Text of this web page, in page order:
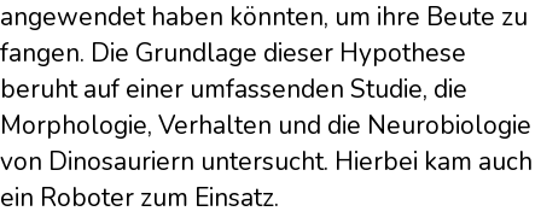
angewendet haben könnten, um ihre Beute zu
fangen. Die Grundlage dieser Hypothese
beruht auf einer umfassenden Studie, die
Morphologie, Verhalten und die Neurobiologie
von Dinosauriern untersucht. Hierbei kam auch
ein Roboter zum Einsatz.